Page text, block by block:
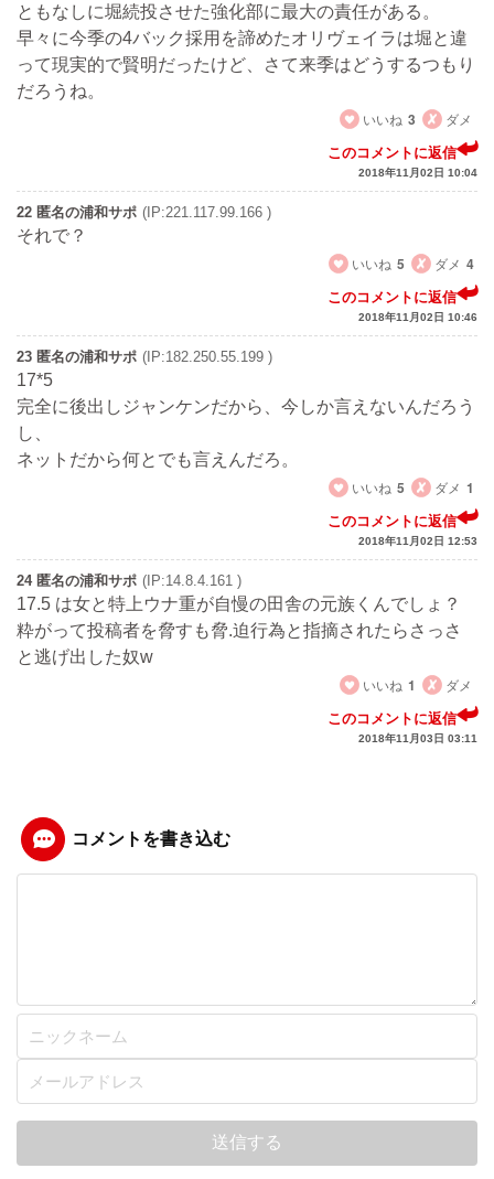
ともなしに堀続投させた強化部に最大の責任がある。
早々に今季の4バック採用を諦めたオリヴェイラは堀と違
って現実的で賢明だったけど、さて来季はどうするつもり
だろうね。
いいね 3 ダメ
このコメントに返信
2018年11月02日 10:04
22 匿名の浦和サポ (IP:221.117.99.166 )
それで？
いいね 5 ダメ 4
このコメントに返信
2018年11月02日 10:46
23 匿名の浦和サポ (IP:182.250.55.199 )
17*5
完全に後出しジャンケンだから、今しか言えないんだろう
し、
ネットだから何とでも言えんだろ。
いいね 5 ダメ 1
このコメントに返信
2018年11月02日 12:53
24 匿名の浦和サポ (IP:14.8.4.161 )
17.5 は女と特上ウナ重が自慢の田舎の元族くんでしょ？
粋がって投稿者を脅すも脅.迫行為と指摘されたらさっさ
と逃げ出した奴w
いいね 1 ダメ
このコメントに返信
2018年11月03日 03:11
コメントを書き込む